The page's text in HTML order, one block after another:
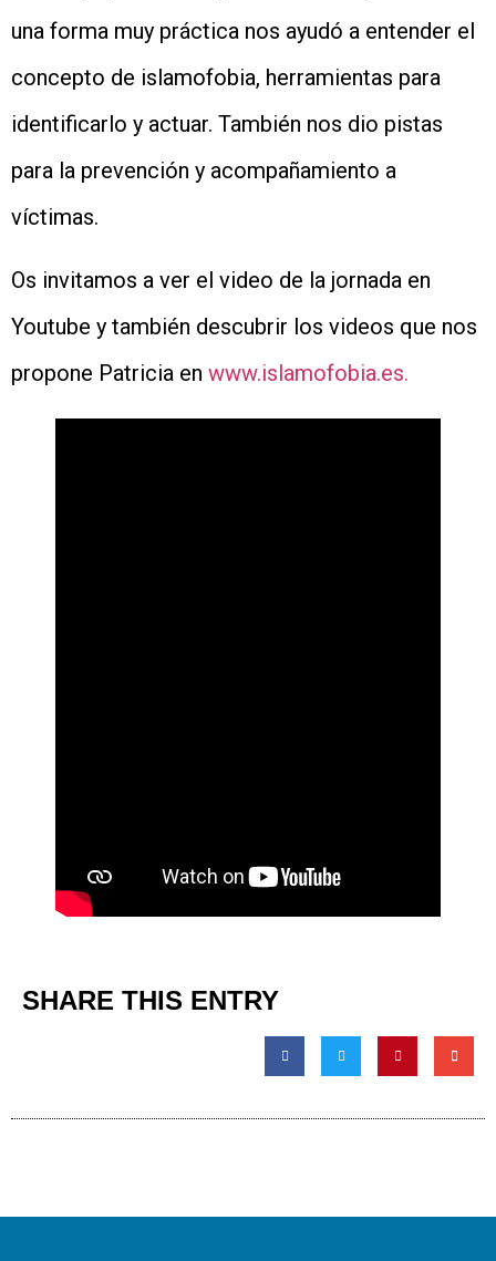
una forma muy práctica nos ayudó a entender el
concepto de islamofobia, herramientas para
identificarlo y actuar. También nos dio pistas
para la prevención y acompañamiento a
víctimas.
Os invitamos a ver el video de la jornada en
Youtube y también descubrir los videos que nos
propone Patricia en www.islamofobia.es.
SHARE THIS ENTRY